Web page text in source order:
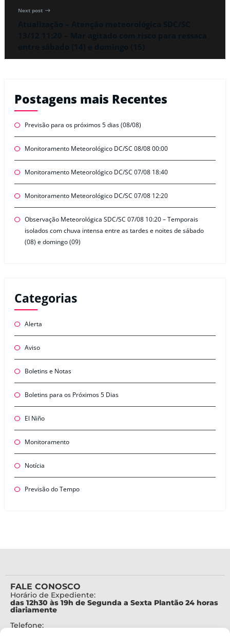
Next post
Postagens mais Recentes
Previsão para os próximos 5 dias (08/08)
Monitoramento Meteorológico DC/SC 08/08 00:00
Monitoramento Meteorológico DC/SC 07/08 18:40
Monitoramento Meteorológico DC/SC 07/08 12:20
Observação Meteorológica SDC/SC 07/08 10:20 – Temporais
isolados com chuva intensa entre as tardes e noites de sábado
(08) e domingo (09)
Categorias
Alerta
Aviso
Boletins e Notas
Boletins para os Próximos 5 Dias
El Niño
Monitoramento
Notícia
Previsão do Tempo
FALE CONOSCO
Horário de Expediente:
das 12h30 às 19h de Segunda a Sexta Plantão 24 horas
diariamente
Telefone: